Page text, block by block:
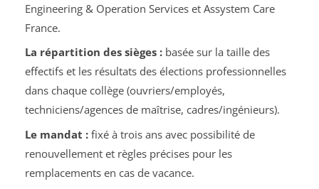
Engineering & Operation Services et Assystem Care
France.
La répartition des sièges :basée sur la taille des
effectifs et les résultats des élections professionnelles
dans chaque collège (ouvriers/employés,
techniciens/agences de maîtrise, cadres/ingénieurs).
Le mandat :fixé à trois ans avec possibilité de
renouvellement et règles précises pour les
remplacements en cas de vacance.